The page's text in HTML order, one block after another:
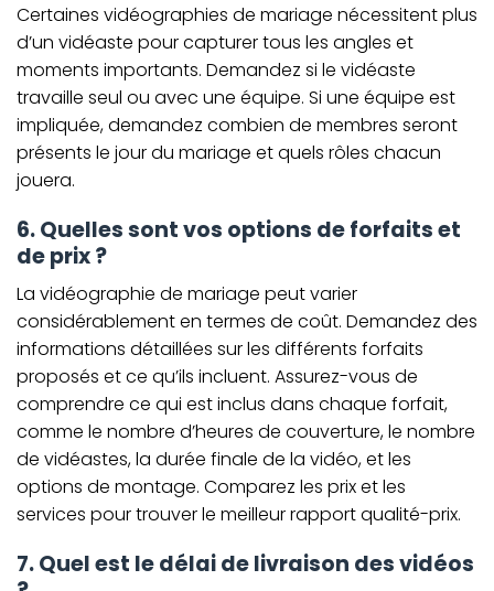
Certaines vidéographies de mariage nécessitent plus
d’un vidéaste pour capturer tous les angles et
moments importants. Demandez si le vidéaste
travaille seul ou avec une équipe. Si une équipe est
impliquée, demandez combien de membres seront
présents le jour du mariage et quels rôles chacun
jouera.
6. Quelles sont vos options de forfaits et
de prix ?
La vidéographie de mariage peut varier
considérablement en termes de coût. Demandez des
informations détaillées sur les différents forfaits
proposés et ce qu’ils incluent. Assurez-vous de
comprendre ce qui est inclus dans chaque forfait,
comme le nombre d’heures de couverture, le nombre
de vidéastes, la durée finale de la vidéo, et les
options de montage. Comparez les prix et les
services pour trouver le meilleur rapport qualité-prix.
7. Quel est le délai de livraison des vidéos